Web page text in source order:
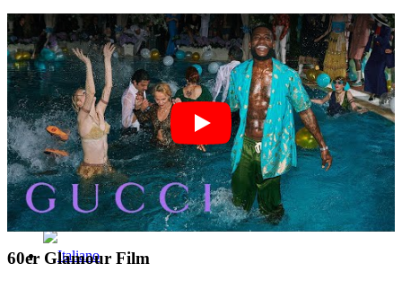
60er Glamour Film